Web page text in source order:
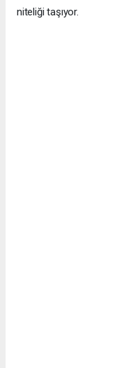
niteliği taşıyor.